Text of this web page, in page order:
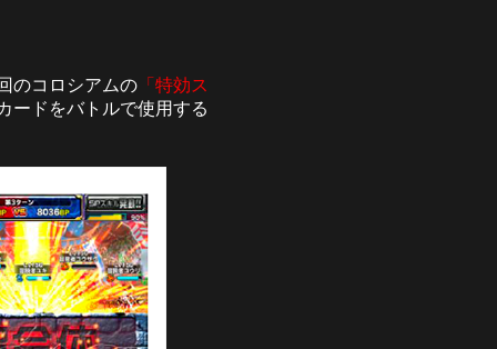
のコロシアムの 「特効ス
ードをバトルで使用する